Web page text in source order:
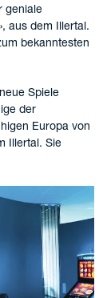
geniale
aus dem Illertal.
bekanntesten
Spiele
der
Europa von
Illertal. Sie